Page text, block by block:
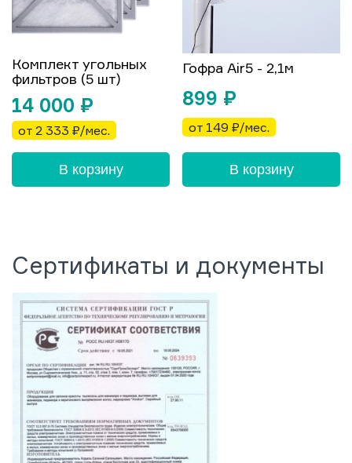
Комплект угольных
фильтров (5 шт)
14 000 ₽
от 2 333 ₽/мес.
В корзину
Гофра Air5 - 2,1м
899 ₽
от 149 ₽/мес.
В корзину
Сертификаты и документы